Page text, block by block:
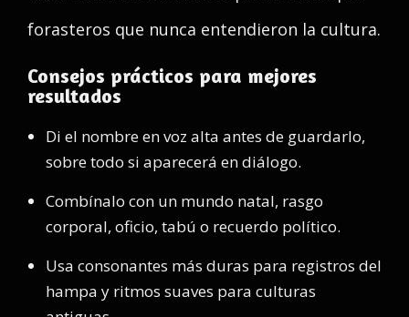
forasteros que nunca entendieron la cultura.
Consejos prácticos para mejores
resultados
Di el nombre en voz alta antes de guardarlo,
sobre todo si aparecerá en diálogo.
Combínalo con un mundo natal, rasgo
corporal, oficio, tabú o recuerdo político.
Usa consonantes más duras para registros del
hampa y ritmos suaves para culturas